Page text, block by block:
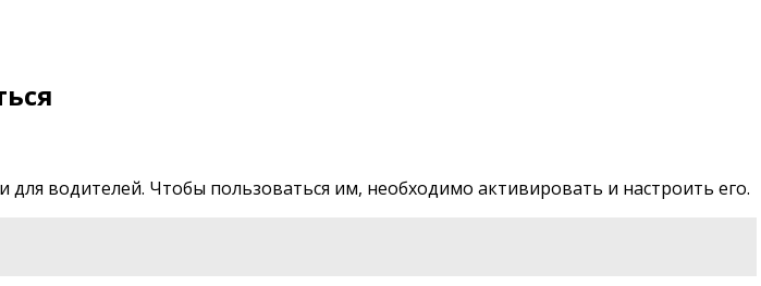
водителей. Чтобы пользоваться им, необходимо активировать и настроить его.